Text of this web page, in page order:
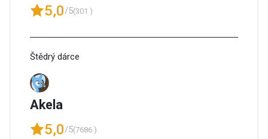
5,0/5(301 )
Štědrý dárce
Akela
5,0/5(7686 )